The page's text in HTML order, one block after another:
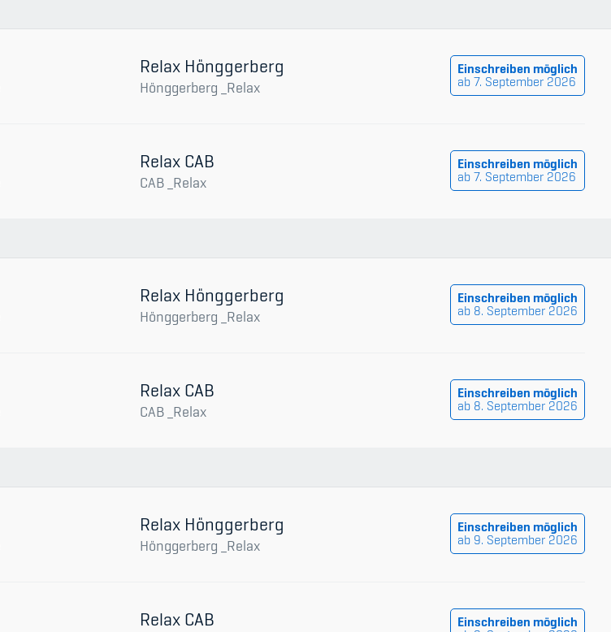
Relax Hönggerberg
Hönggerberg _Relax
Einschreiben möglich
ab 7. September 2026
Relax CAB
CAB _Relax
Einschreiben möglich
ab 7. September 2026
Relax Hönggerberg
Hönggerberg _Relax
Einschreiben möglich
ab 8. September 2026
Relax CAB
CAB _Relax
Einschreiben möglich
ab 8. September 2026
Relax Hönggerberg
Hönggerberg _Relax
Einschreiben möglich
ab 9. September 2026
Relax CAB Einschreiben möglich